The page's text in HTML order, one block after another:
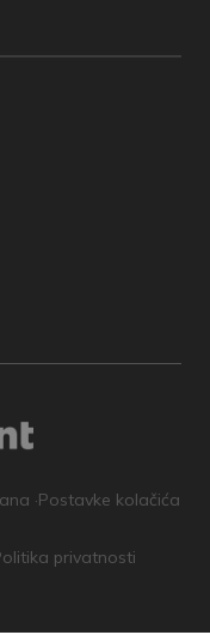
·Postavke kolačića
privatnosti